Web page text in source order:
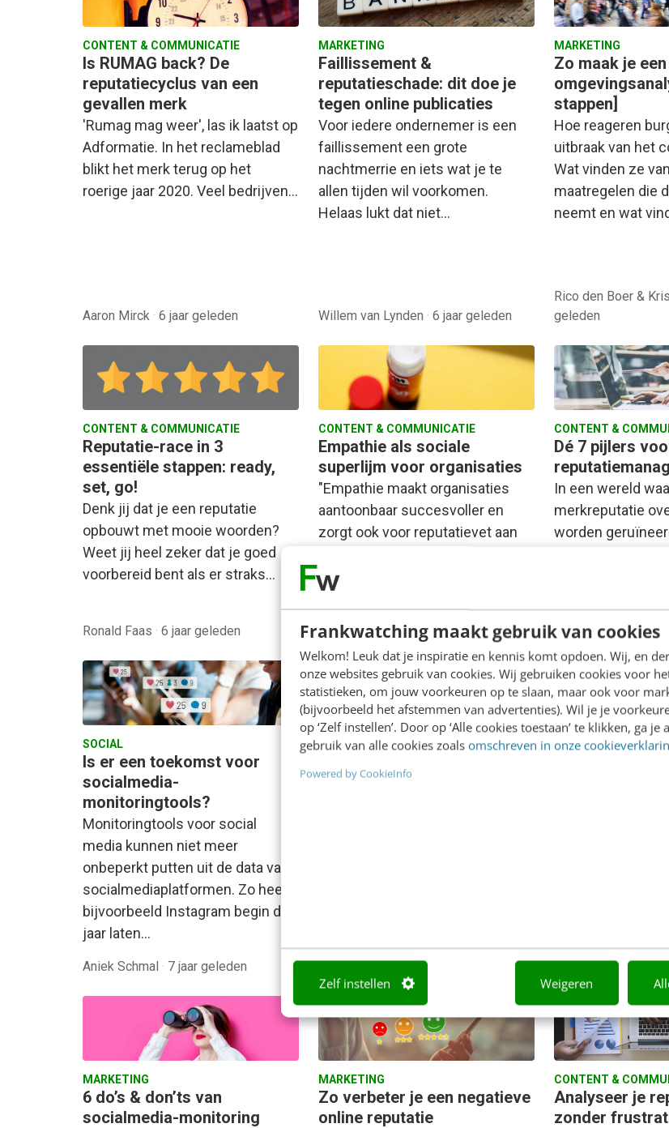
Frankwatching maakt gebruik van cookies
Welkom! Leuk dat je inspiratie en kennis komt opdoen. Wij, en
onze websites gebruik van cookies. Wij gebruiken cookies voor
statistieken, om jouw voorkeuren op te slaan, maar ook voor
(bijvoorbeeld het afstemmen van advertenties). Wil je je
op ‘Zelf instellen’. Door op ‘Alle cookies toestaan’ te klikken, ga
gebruik van alle cookies zoals omschreven in onze
Powered by CookieInfo
Zelf instellen Weigeren
CONTENT & COMMUNICATIE
Is RUMAG back? De
reputatiecyclus van een
gevallen merk
'Rumag mag weer', las ik laatst op
Adformatie. In het reclameblad
blikt het merk terug op het
roerige jaar 2020. Veel bedrijven…
Aaron Mirck · 6 jaar geleden
MARKETING
Faillissement &
reputatieschade: dit doe je
tegen online publicaties
Voor iedere ondernemer is een
faillissement een grote
nachtmerrie en iets wat je te
allen tijden wil voorkomen.
Helaas lukt dat niet…
Willem van Lynden · 6 jaar geleden
MARKETING
Zo maak je
stappen]
Hoe reageren
uitbraak van het
Wat vinden ze
maatregelen die
neemt en wat
Rico den Boer &
geleden
CONTENT & COMMUNICATIE
Reputatie-race in 3
essentiële stappen: ready,
set, go!
Denk jij dat je een reputatie
opbouwt met mooie woorden?
Weet jij heel zeker dat je goed
voorbereid bent als er straks…
Ronald Faas · 6 jaar geleden
CONTENT & COMMUNICATIE
Empathie als sociale
superlijm voor organisaties
"Empathie maakt organisaties
aantoonbaar succesvoller en
zorgt ook voor reputatievet aan
Empathie is niet zweverig of soft.
Elisabeth Hoffs· 6 jaar geleden
CONTENT &
Dé 7 pijlers
In een wereld
merkreputatie
worden
Linsey Jepma &
jaar geleden
SOCIAL
Is er een toekomst voor
socialmedia-
monitoringtools?
Monitoringtools voor social
media kunnen niet meer
onbeperkt putten uit de data van
socialmediaplatformen. Zo heeft
bijvoorbeeld Instagram begin dit
jaar laten…
Aniek Schmal · 7 jaar geleden
CONTENT & COMMUNICATIE
van social proof
Laura Winters· 7 jaar geleden
SOCIAL
Linsey Jepma &
Janssen· 7 jaar
MARKETING
6 do’s & don’ts van
socialmedia-monitoring
MARKETING
Zo verbeter je een negatieve
online reputatie
CONTENT &
Analyseer je
zonder